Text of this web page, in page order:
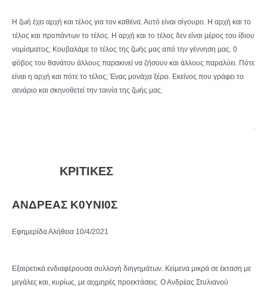
Η ζωή έχει αρχή και τέλος για τον καθένα. Αυτό είναι σίγουρο. Η αρχή και το
τέλος και προπάντων το τέλος. Η αρχή και το τέλος δεν είναι μέρος του ίδιου
νομίσματος; Κουβαλάμε το τέλος της ζωής μας από την γέννηση μας. 0
φόβος του θανάτου άλλους παρακινεί να ζήσουν και άλλους παραλύει. Πότε
είναι η αρχή και πότε το τέλος; Ένας μονάχα ξέρει. Εκείνος που γράφει το
σενάριο και σκηνοθετεί την ταινία της ζωής μας.
.
ΚΡΙΤΙΚΕΣ
ΑΝΔΡΕΑΣ Κ0ΥΝΙ0Σ
Εφημερίδα Αλήθεια 10/4/2021
Εξαιρετικά ενδιαφέρουσα συλλογή διηγημάτων. Κείμενα μικρά σε έκταση με
μεγάλες και, κυρίως, με αιχμηρές προεκτάσεις. Ο Ανδρέας Στυλιανού